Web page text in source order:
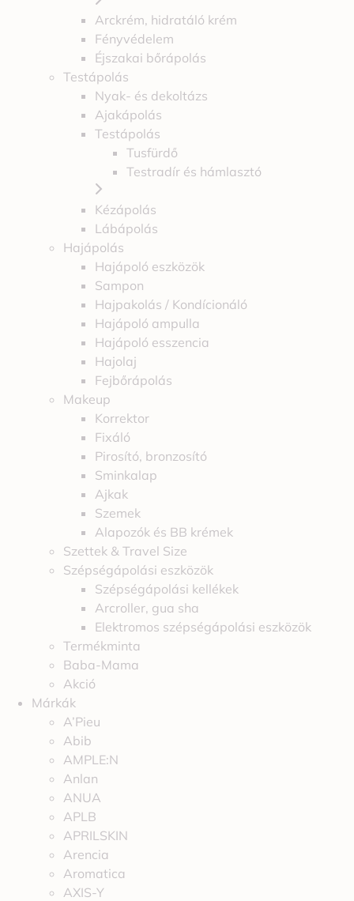
Arckrém, hidratáló krém
Fényvédelem
Éjszakai bőrápolás
Testápolás
Nyak- és dekoltázs
Ajakápolás
Testápolás
Tusfürdő
Testradír és hámlasztó
Kézápolás
Lábápolás
Hajápolás
Hajápoló eszközök
Sampon
Hajpakolás / Kondícionáló
Hajápoló ampulla
Hajápoló esszencia
Hajolaj
Fejbőrápolás
Makeup
Korrektor
Fixáló
Pirosító, bronzosító
Sminkalap
Ajkak
Szemek
Alapozók és BB krémek
Szettek & Travel Size
Szépségápolási eszközök
Szépségápolási kellékek
Arcroller, gua sha
Elektromos szépségápolási eszközök
Termékminta
Baba-Mama
Akció
Márkák
A’Pieu
Abib
AMPLE:N
Anlan
ANUA
APLB
APRILSKIN
Arencia
Aromatica
AXIS-Y